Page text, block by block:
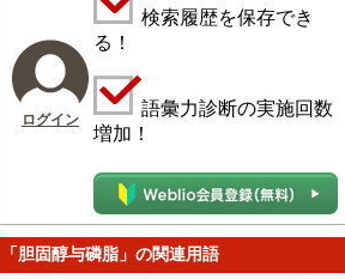
ログイン
検索履歴を保存でき
る！
語彙力診断の実施回数
増加！
「胆固醇与磷脂」の関連用語